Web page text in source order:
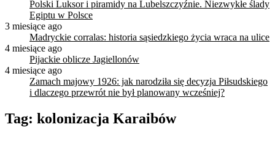
Polski Luksor i piramidy na Lubelszczyźnie. Niezwykłe ślady
Egiptu w Polsce
3 miesiące ago
Madryckie corralas: historia sąsiedzkiego życia wraca na ulice
4 miesiące ago
Pijackie oblicze Jagiellonów
4 miesiące ago
Zamach majowy 1926: jak narodziła się decyzja Piłsudskiego
i dlaczego przewrót nie był planowany wcześniej?
Tag: kolonizacja Karaibów